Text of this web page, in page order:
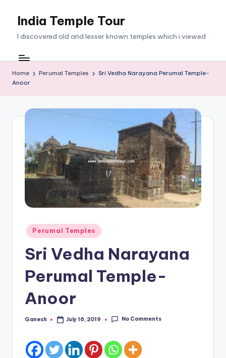
India Temple Tour
I discovered old and lesser known temples which i viewed
Home Perumal Temples
Sri Vedha Narayana Perumal Temple-
Anoor
Posted
in
Perumal Temples
Sri Vedha Narayana
Perumal Temple-
Anoor
Posted
Ganesh July 16, 2019 No Comments